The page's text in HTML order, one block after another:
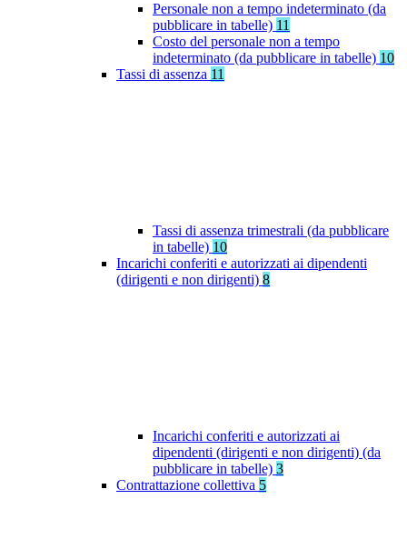
Personale non a tempo indeterminato (da
pubblicare in tabelle) 11
Costo del personale non a tempo
indeterminato (da pubblicare in tabelle) 10
Tassi di assenza 11
Tassi di assenza trimestrali (da pubblicare
in tabelle) 10
Incarichi conferiti e autorizzati ai dipendenti
(dirigenti e non dirigenti) 8
Incarichi conferiti e autorizzati ai
dipendenti (dirigenti e non dirigenti) (da
pubblicare in tabelle) 3
Contrattazione collettiva 5